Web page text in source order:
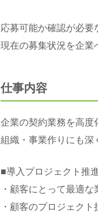
応募可能か確認が必要
現在の募集状況を企業
仕事内容
企業の契約業務を高度
組織・事業作りにも深
■導入プロジェクト推
・顧客にとって最適
・顧客のプロジェク